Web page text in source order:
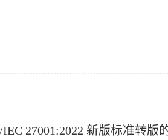
27001:2022 新版标准转版